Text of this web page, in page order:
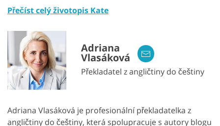
Přečíst celý životopis Kate
Adriana
Vlasáková
Překladatel z angličtiny do češtiny
Adriana Vlasáková je profesionální překladatelka z
angličtiny do češtiny, která spolupracuje s autory blogu